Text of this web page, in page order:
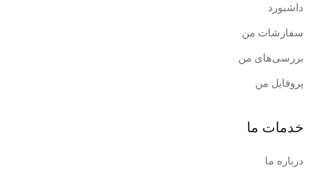
داشبورد
سفارشات من
بررسی‌های من
پروفایل من
خدمات ما
درباره ما